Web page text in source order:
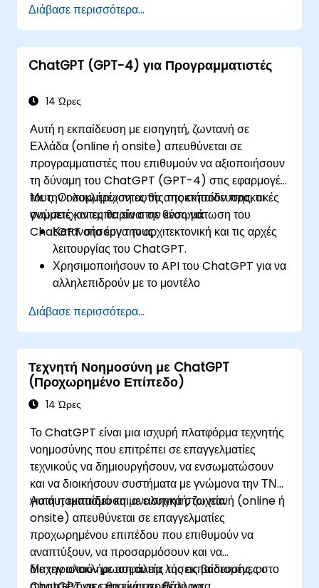
κινδύνων
Προετοιμάστε τη λειτουργία HR σας για το
μέλλον
Διάβασε περισσότερα...
ChatGPT (GPT-4) για Προγραμματιστές
14 Ώρες
Αυτή η εκπαίδευση με εισηγητή, ζωντανή σε
Ελλάδα (online ή onsite) απευθύνεται σε
προγραμματιστές που επιθυμούν να αξιοποιήσουν
τη δύναμη του ChatGPT (GPT-4) στις εφαρμογές
τους. Οι συμμετέχοντες θα αποκτήσουν πρακτικές
γνώσεις και εμπειρία στην ενσωμάτωση του
ChatGPT στα έργα τους.
Με την ολοκλήρωση αυτής της εκπαίδευσης, οι
συμμετέχοντες θα είναι σε θέση να:
Κατανοήσουν την αρχιτεκτονική και τις αρχές
λειτουργίας του ChatGPT.
Χρησιμοποιήσουν το API του ChatGPT για να
αλληλεπιδρούν με το μοντέλο
Αναπτύξουν συνομιλητικούς πράκτορες και
chatbots χρησιμοποιώντας το ChatGPT.
Εξερευνήσουν νέα χαρακτηριστικά και
λειτουργίες που προσφέρει το GPT-4 για να
ενισχύσουν τις εφαρμογές τους.
Προσαρμόσουν και βελτιστοποιήσουν το
Διάβασε περισσότερα...
Τεχνητή Νοημοσύνη με ChatGPT
(Προχωρημένο Επίπεδο)
14 Ώρες
Το ChatGPT είναι μια ισχυρή πλατφόρμα τεχνητής
νοημοσύνης που επιτρέπει σε επαγγελματίες
τεχνικούς να δημιουργήσουν, να ενσωματώσουν
και να διοικήσουν συστήματα με γνώμονα την ΤΝ
για αυτοματισμό και αναλυτικά στοιχεία.
Αυτή η εκπαίδευση με εισηγητή, ζωντανή (online ή
onsite) απευθύνεται σε επαγγελματίες
προχωρημένου επιπέδου που επιθυμούν να
αναπτύξουν, να προσαρμόσουν και να
διαχειριστούν με ασφάλεια λύσεις βασισμένες στο
Με την ολοκλήρωση αυτής της εκπαίδευσης, οι